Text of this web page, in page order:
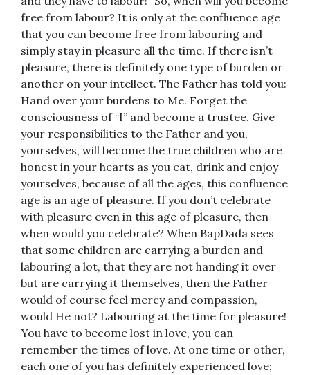
free from labour? It is only at the confluence age
that you can become free from labouring and
simply stay in pleasure all the time. If there isn’t
pleasure, there is definitely one type of burden or
another on your intellect. The Father has told you:
Hand over your burdens to Me. Forget the
consciousness of “I” and become a trustee. Give
your responsibilities to the Father and you,
yourselves, will become the true children who are
honest in your hearts as you eat, drink and enjoy
yourselves, because of all the ages, this confluence
age is an age of pleasure. If you don’t celebrate
with pleasure even in this age of pleasure, then
when would you celebrate? When BapDada sees
that some children are carrying a burden and
labouring a lot, that they are not handing it over
but are carrying it themselves, then the Father
would of course feel mercy and compassion,
would He not? Labouring at the time for pleasure!
You have to become lost in love, you can
remember the times of love. At one time or other,
each one of you has definitely experienced love;